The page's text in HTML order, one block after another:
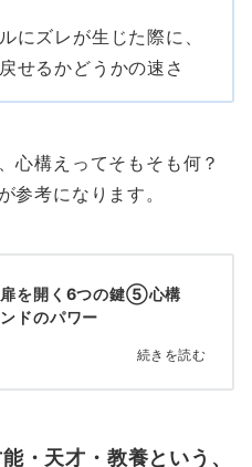
にズレが生じた際に、
せるかどうかの速さ
心構えってそもそも何？
参考になります。
扉を開く6つの鍵⑤心構
ドのパワー
続きを読む
・天才・教養という、